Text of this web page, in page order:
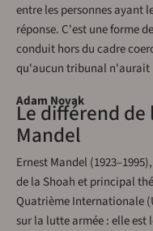
entre les personnes ayant
réponse. C'est une forme
conduit hors du cadre
qu'aucun tribunal n'aurait
Adam Novak
Le différend de
Mandel
Ernest Mandel
de la Shoah et principal
Quatrième Internationale
sur la lutte armée : elle